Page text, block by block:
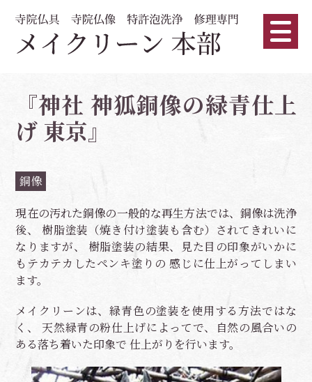
『神社 神狐銅像の緑青仕上
げ 東京』
銅像
現在の汚れた銅像の一般的な再生方法では、銅像は洗浄
後、 樹脂塗装（焼き付け塗装も含む）されてきれいに
なりますが、 樹脂塗装の結果、見た目の印象がいかに
もテカテカしたペンキ塗りの 感じに仕上がってしまい
ます。
メイクリーンは、緑青色の塗装を使用する方法ではな
く、 天然緑青の粉仕上げによってで、自然の風合いの
ある落ち着いた印象で 仕上がりを行います。